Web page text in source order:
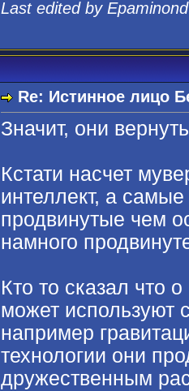
Last edited by
Re: Истинное лицо
Значит, они
Кстати насчет
интеллект, а
продвинутые чем
намного
Кто то сказал что
может используют
например
технологии они
дружественным